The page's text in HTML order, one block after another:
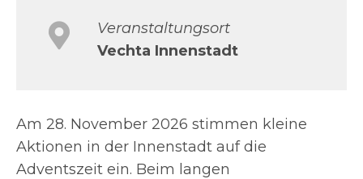
Veranstaltungsort
Vechta Innenstadt
Am 28. November 2026 stimmen kleine
Aktionen in der Innenstadt auf die
Adventszeit ein. Beim langen